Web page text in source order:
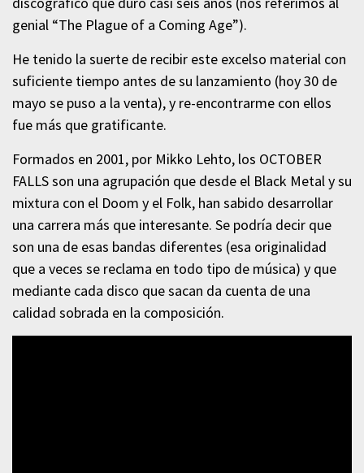
genial “The Plague of a Coming Age”).
He tenido la suerte de recibir este excelso material con
suficiente tiempo antes de su lanzamiento (hoy 30 de
mayo se puso a la venta), y re-encontrarme con ellos
fue más que gratificante.
Formados en 2001, por Mikko Lehto, los OCTOBER
FALLS son una agrupación que desde el Black Metal y su
mixtura con el Doom y el Folk, han sabido desarrollar
una carrera más que interesante. Se podría decir que
son una de esas bandas diferentes (esa originalidad
que a veces se reclama en todo tipo de música) y que
mediante cada disco que sacan da cuenta de una
calidad sobrada en la composición.